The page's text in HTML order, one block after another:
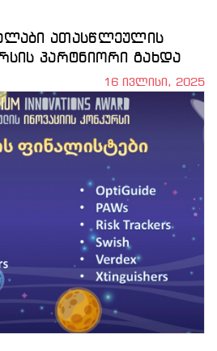
ათასწლეულის
პარტნიორი გახდა
16 ივლისი, 2025